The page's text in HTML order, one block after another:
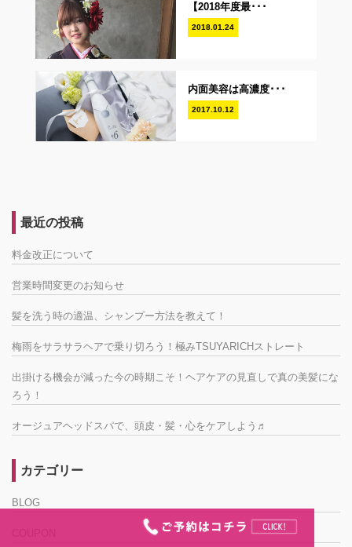
【2018年度最･･･
2018.01.24
内面美容は高濃度･･･
2017.10.12
最近の投稿
料金改正について
営業時間変更のお知らせ
髪を洗う時の適温、シャンプー方法を教えて！
梅雨をサラサラヘアで乗り切ろう！極みTSUYARICHストレート
出掛ける機会が減った今の時期こそ！ヘアケアの見直しで真の美髪にな
ろう！
オージュアヘッドスパで、頭皮・髪・心をケアしよう♬
カテゴリー
BLOG